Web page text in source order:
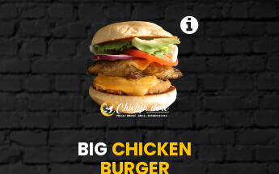
BIGCHICKEN
BURGER